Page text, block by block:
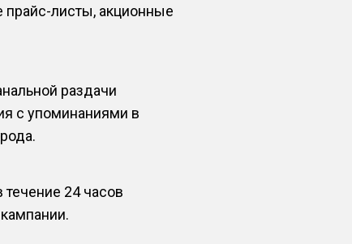
листы, акционные
раздачи
с упоминаниями в
24 часов